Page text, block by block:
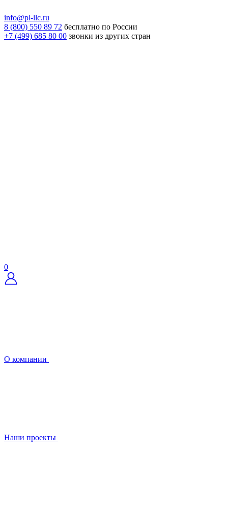
info@pl-llc.ru
8 (800) 550 89 72 бесплатно по России
+7 (499) 685 80 00 звонки из других стран
0
О компании
Наши проекты